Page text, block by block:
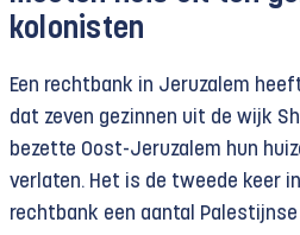
kolonisten
Een rechtbank in Jeruzalem
dat zeven gezinnen uit de wijk
bezette Oost-Jeruzalem hun
verlaten. Het is de tweede keer
rechtbank een aantal